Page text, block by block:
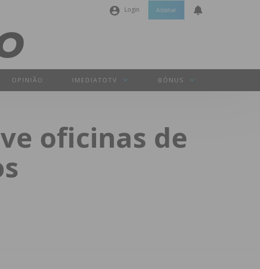
Login
Senha
INICIAR SESSÃO
Assinar
OPINIÃO IMEDIATOTV BÓNUS
oficinas de